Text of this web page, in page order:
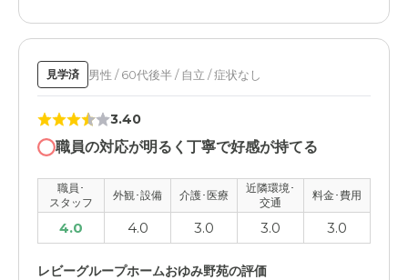
見学済 男性 / 60代後半 / 自立 / 症状なし
3.40
職員の対応が明るく丁寧で好感が持てる
職員･
スタッフ
外観･設備 介護･医療
近隣環境･
交通
料金･費用
4.0 4.0 3.0 3.0 3.0
レビーグループホームおゆみ野苑の評価